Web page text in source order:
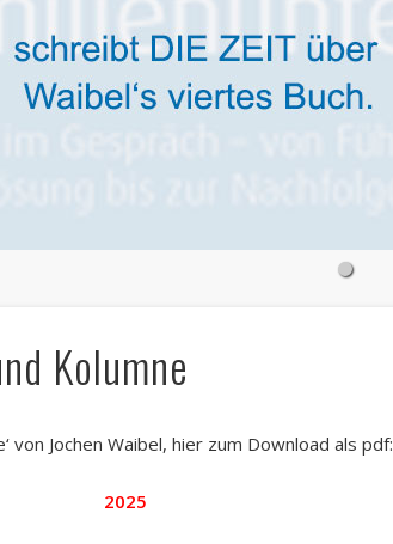
Kolumne
von Jochen Waibel, hier zum Download als pdf:
2025